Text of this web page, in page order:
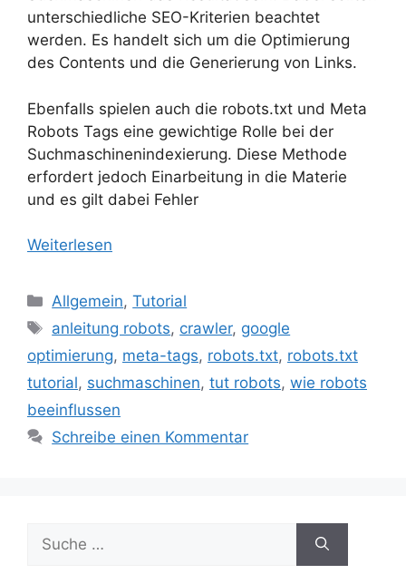
unterschiedliche SEO-Kriterien beachtet
werden. Es handelt sich um die Optimierung
des Contents und die Generierung von Links.
Ebenfalls spielen auch die robots.txt und Meta
Robots Tags eine gewichtige Rolle bei der
Suchmaschinenindexierung. Diese Methode
erfordert jedoch Einarbeitung in die Materie
und es gilt dabei Fehler
Weiterlesen
Kategorien
Allgemein,Tutorial
Schlagwörter
anleitung robots, crawler, google
optimierung, meta-tags, robots.txt, robots.txt
tutorial, suchmaschinen, tut robots, wie robots
beeinflussen
Schreibe einen Kommentar
Suche
nach: